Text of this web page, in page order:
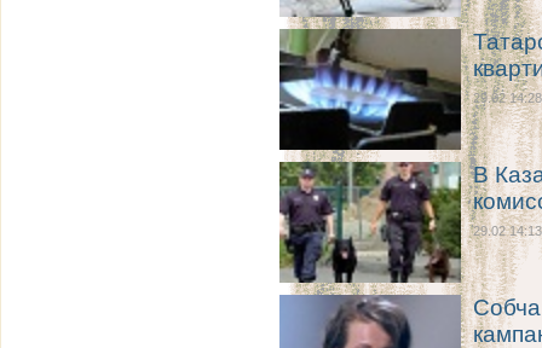
29.02 14:28
В
29.02 14:13